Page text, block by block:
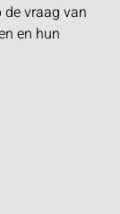
vraag van
en hun